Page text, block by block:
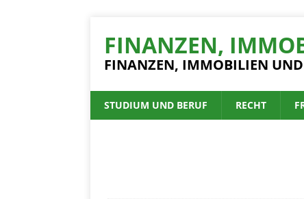
FINANZEN,
FINANZEN, IMMOBILIEN
STUDIUM UND BERUF RECHT